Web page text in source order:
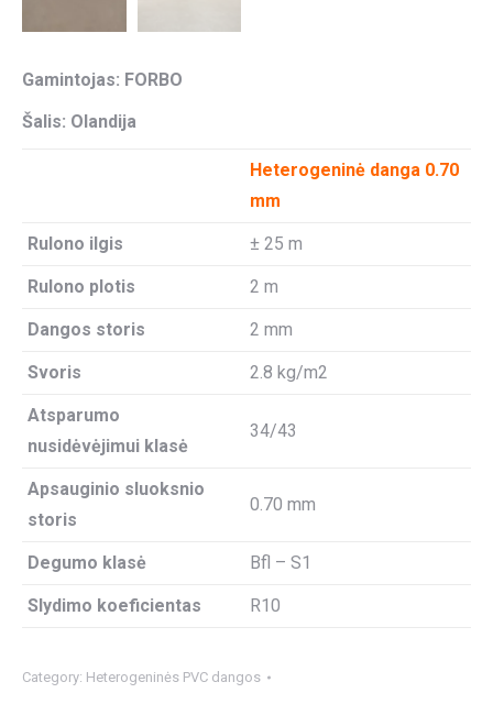
Gamintojas: FORBO
Šalis: Olandija
Heterogeninė danga 0.70
mm
Rulono ilgis ± 25 m
Rulono plotis 2 m
Dangos storis 2 mm
Svoris 2.8 kg/m2
Atsparumo
nusidėvėjimui klasė
34/43
Apsauginio sluoksnio
storis
0.70 mm
Degumo klasė Bfl – S1
Slydimo koeficientas R10
Category: Heterogeninės PVC dangos